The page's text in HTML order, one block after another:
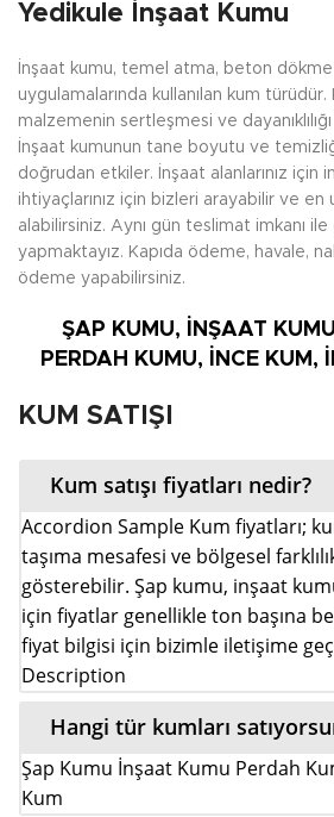
Yedikule İnşaat Kumu
İnşaat kumu, temel atma, beton
uygulamalarında kullanılan kum
malzemenin sertleşmesi ve
İnşaat kumunun tane boyutu ve
doğrudan etkiler. İnşaat alanlarınız için
ihtiyaçlarınız için bizleri arayabilir ve en
alabilirsiniz. Aynı gün teslimat imkanı
yapmaktayız. Kapıda ödeme, havale,
ödeme yapabilirsiniz.
ŞAP KUMU, İNŞAAT
PERDAH KUMU, İNCE KUM,
KUM SATIŞI
Kum satışı fiyatları nedir?
Accordion Sample Kum fiyatları;
taşıma mesafesi ve bölgesel
gösterebilir. Şap kumu, inşaat
için fiyatlar genellikle ton başına
fiyat bilgisi için bizimle iletişime
Description
Hangi tür kumları
Şap Kumu İnşaat Kumu Perdah
Kum